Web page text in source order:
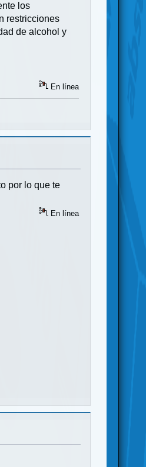
los
restricciones
de alcohol y
En línea
por lo que te
En línea